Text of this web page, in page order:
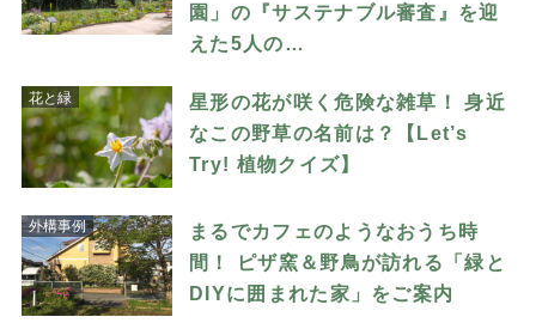
園」の『サステナブル審査』を迎
えた5人の…
花と緑
星形の花が咲く危険な雑草！ 身近
なこの野草の名前は？【Let’s
Try! 植物クイズ】
外構事例
まるでカフェのようなおうち時
間！ ピザ窯＆野鳥が訪れる「緑と
DIYに囲まれた家」をご案内